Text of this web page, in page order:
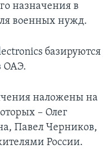
назначения в
военных нужд.
базируются
ОАЭ.
наложены на
– Олег
Павел Черников,
России.